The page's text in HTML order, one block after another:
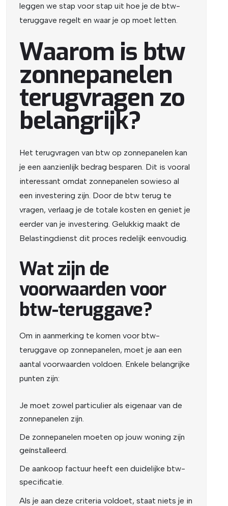
leggen we stap voor stap uit hoe je de btw-
teruggave regelt en waar je op moet letten.
Waarom is btw
zonnepanelen
terugvragen zo
belangrijk?
Het terugvragen van btw op zonnepanelen kan
je een aanzienlijk bedrag besparen. Dit is vooral
interessant omdat zonnepanelen sowieso al
een investering zijn. Door de btw terug te
vragen, verlaag je de totale kosten en geniet je
eerder van je investering. Gelukkig maakt de
Belastingdienst dit proces redelijk eenvoudig.
Wat zijn de
voorwaarden voor
btw-teruggave?
Om in aanmerking te komen voor btw-
teruggave op zonnepanelen, moet je aan een
aantal voorwaarden voldoen. Enkele belangrijke
punten zijn:
Je moet zowel particulier als eigenaar van de
zonnepanelen zijn.
De zonnepanelen moeten op jouw woning zijn
geïnstalleerd.
De aankoop factuur heeft een duidelijke btw-
specificatie.
Als je aan deze criteria voldoet, staat niets je in